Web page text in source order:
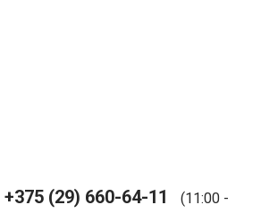
+375 (29) 660-64-11
(11:00 -